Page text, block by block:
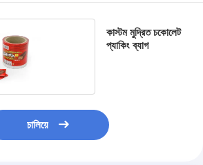
কাস্টম মুদ্রিত চকোলেট
প্যাকিং ব্যাগ
চালিয়ে